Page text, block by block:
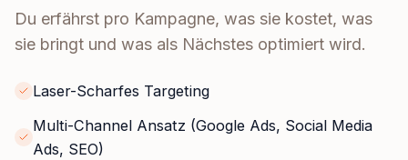
Du erfährst pro Kampagne, was sie kostet, was
sie bringt und was als Nächstes optimiert wird.
Laser-Scharfes Targeting
Multi-Channel Ansatz (Google Ads, Social Media
Ads, SEO)